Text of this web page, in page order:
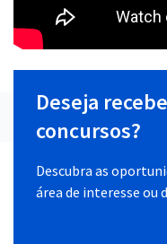
Deseja
concursos?
Descubra as
área de interesse ou